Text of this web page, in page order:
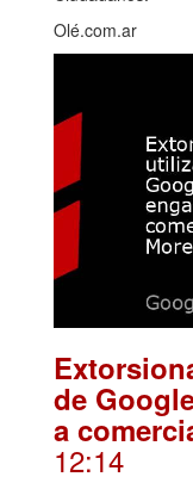
Olé.com.ar
de
a
12:14